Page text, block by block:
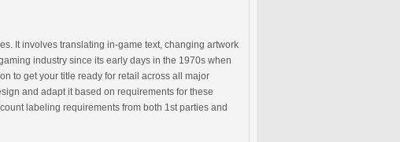
It involves translating in-game text, changing artwork
industry since its early days in the 1970s when
to get your title ready for retail across all major
and adapt it based on requirements for these
labeling requirements from both 1st parties and